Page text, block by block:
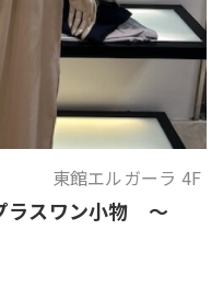
東館エルガーラ 4F
スワン小物 ～